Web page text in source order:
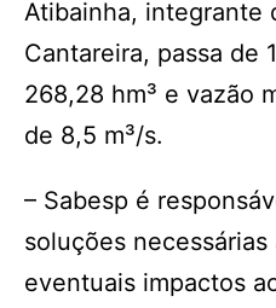
Atibainha, integrante
Cantareira, passa de
268,28 hm³ e vazão
de 8,5 m³/s.
– Sabesp é
soluções
eventuais impactos